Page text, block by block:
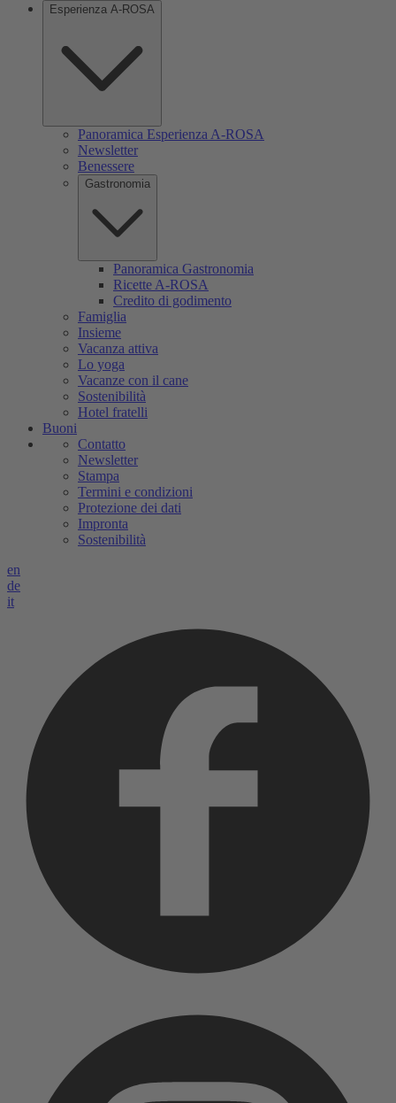
Esperienza A-ROSA
Panoramica Esperienza A-ROSA
Newsletter
Benessere
Gastronomia
Panoramica Gastronomia
Ricette A-ROSA
Credito di godimento
Famiglia
Insieme
Vacanza attiva
Lo yoga
Vacanze con il cane
Sostenibilità
Hotel fratelli
Buoni
Contatto
Newsletter
Stampa
Termini e condizioni
Protezione dei dati
Impronta
Sostenibilità
en
de
it